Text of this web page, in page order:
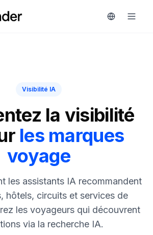
Visibilité IA
la visibilité
les marques
voyage
les assistants IA recommandent
hôtels, circuits et services de
les voyageurs qui découvrent
via la recherche IA.